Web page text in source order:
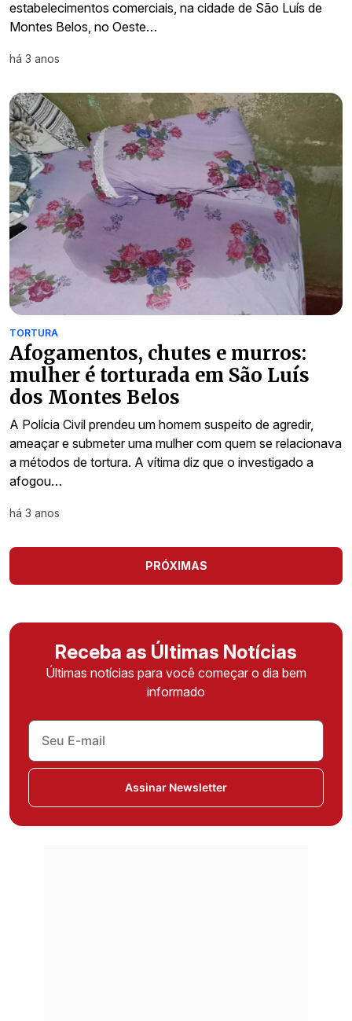
estabelecimentos comerciais, na cidade de São Luís de
Montes Belos, no Oeste…
há 3 anos
TORTURA
Afogamentos, chutes e murros:
mulher é torturada em São Luís
dos Montes Belos
A Polícia Civil prendeu um homem suspeito de agredir,
ameaçar e submeter uma mulher com quem se relacionava
a métodos de tortura. A vítima diz que o investigado a
afogou…
há 3 anos
PRÓXIMAS
Receba as Últimas Notícias
Últimas notícias para você começar o dia bem
informado
Assinar Newsletter